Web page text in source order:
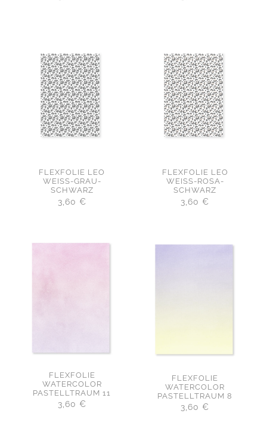
FLEXFOLIE LEO
WEISS-GRAU-
SCHWARZ
3,60 €
FLEXFOLIE LEO
WEISS-ROSA-
SCHWARZ
3,60€
FLEXFOLIE
WATERCOLOR
PASTELLTRAUM 11
3,60 €
FLEXFOLIE
WATERCOLOR
PASTELLTRAUM 8
3,60€